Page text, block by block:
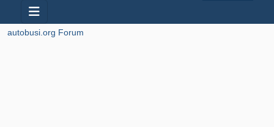
autobusi.org Forum